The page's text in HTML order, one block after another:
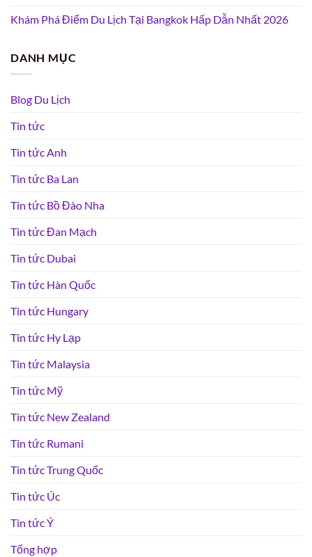
Khám Phá Điểm Du Lịch Tại Bangkok Hấp Dẫn Nhất 2026
DANH MỤC
Blog Du Lịch
Tin tức
Tin tức Anh
Tin tức Ba Lan
Tin tức Bồ Đào Nha
Tin tức Đan Mạch
Tin tức Dubai
Tin tức Hàn Quốc
Tin tức Hungary
Tin tức Hy Lạp
Tin tức Malaysia
Tin tức Mỹ
Tin tức New Zealand
Tin tức Rumani
Tin tức Trung Quốc
Tin tức Úc
Tin tức Ý
Tổng hợp